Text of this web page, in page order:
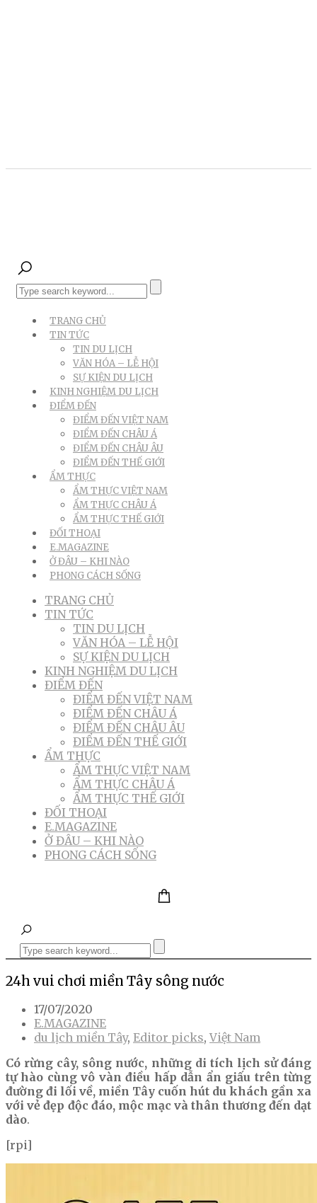
TRANG CHỦ
TIN TỨC
TIN DU LỊCH
VĂN HÓA – LỄ HỘI
SỰ KIỆN DU LỊCH
KINH NGHIỆM DU LỊCH
ĐIỂM ĐẾN
ĐIỂM ĐẾN VIỆT NAM
ĐIỂM ĐẾN CHÂU Á
ĐIỂM ĐẾN CHÂU ÂU
ĐIỂM ĐẾN THẾ GIỚI
ẨM THỰC
ẨM THỰC VIỆT NAM
ẨM THỰC CHÂU Á
ẨM THỰC THẾ GIỚI
ĐỐI THOẠI
E.MAGAZINE
Ở ĐÂU – KHI NÀO
PHONG CÁCH SỐNG
TRANG CHỦ
TIN TỨC
TIN DU LỊCH
VĂN HÓA – LỄ HỘI
SỰ KIỆN DU LỊCH
KINH NGHIỆM DU LỊCH
ĐIỂM ĐẾN
ĐIỂM ĐẾN VIỆT NAM
ĐIỂM ĐẾN CHÂU Á
ĐIỂM ĐẾN CHÂU ÂU
ĐIỂM ĐẾN THẾ GIỚI
ẨM THỰC
ẨM THỰC VIỆT NAM
ẨM THỰC CHÂU Á
ẨM THỰC THẾ GIỚI
ĐỐI THOẠI
E.MAGAZINE
Ở ĐÂU – KHI NÀO
PHONG CÁCH SỐNG
24h vui chơi miền Tây sông nước
17/07/2020
E.MAGAZINE
du lịch miền Tây, Editor picks,Việt Nam
Có rừng cây, sông nước, những di tích lịch sử đáng
tự hào cùng vô vàn điều hấp dẫn ẩn giấu trên từng
đường đi lối về, miền Tây cuốn hút du khách gần xa
với vẻ đẹp độc đáo, mộc mạc và thân thương đến dạt
dào.
[rpi]